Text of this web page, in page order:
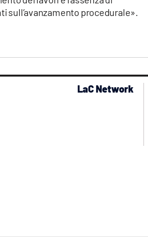
sull’avanzamento procedurale».
LaC Network